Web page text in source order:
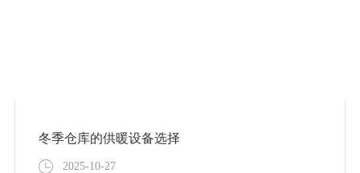
冬季仓库的供暖设备选择
2025-10-27